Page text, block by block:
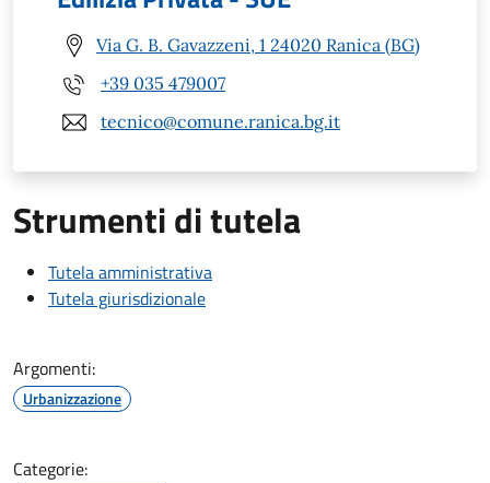
Via G. B. Gavazzeni, 1 24020 Ranica (BG)
+39 035 479007
tecnico@comune.ranica.bg.it
Strumenti di tutela
Tutela amministrativa
Tutela giurisdizionale
Argomenti:
Urbanizzazione
Categorie: